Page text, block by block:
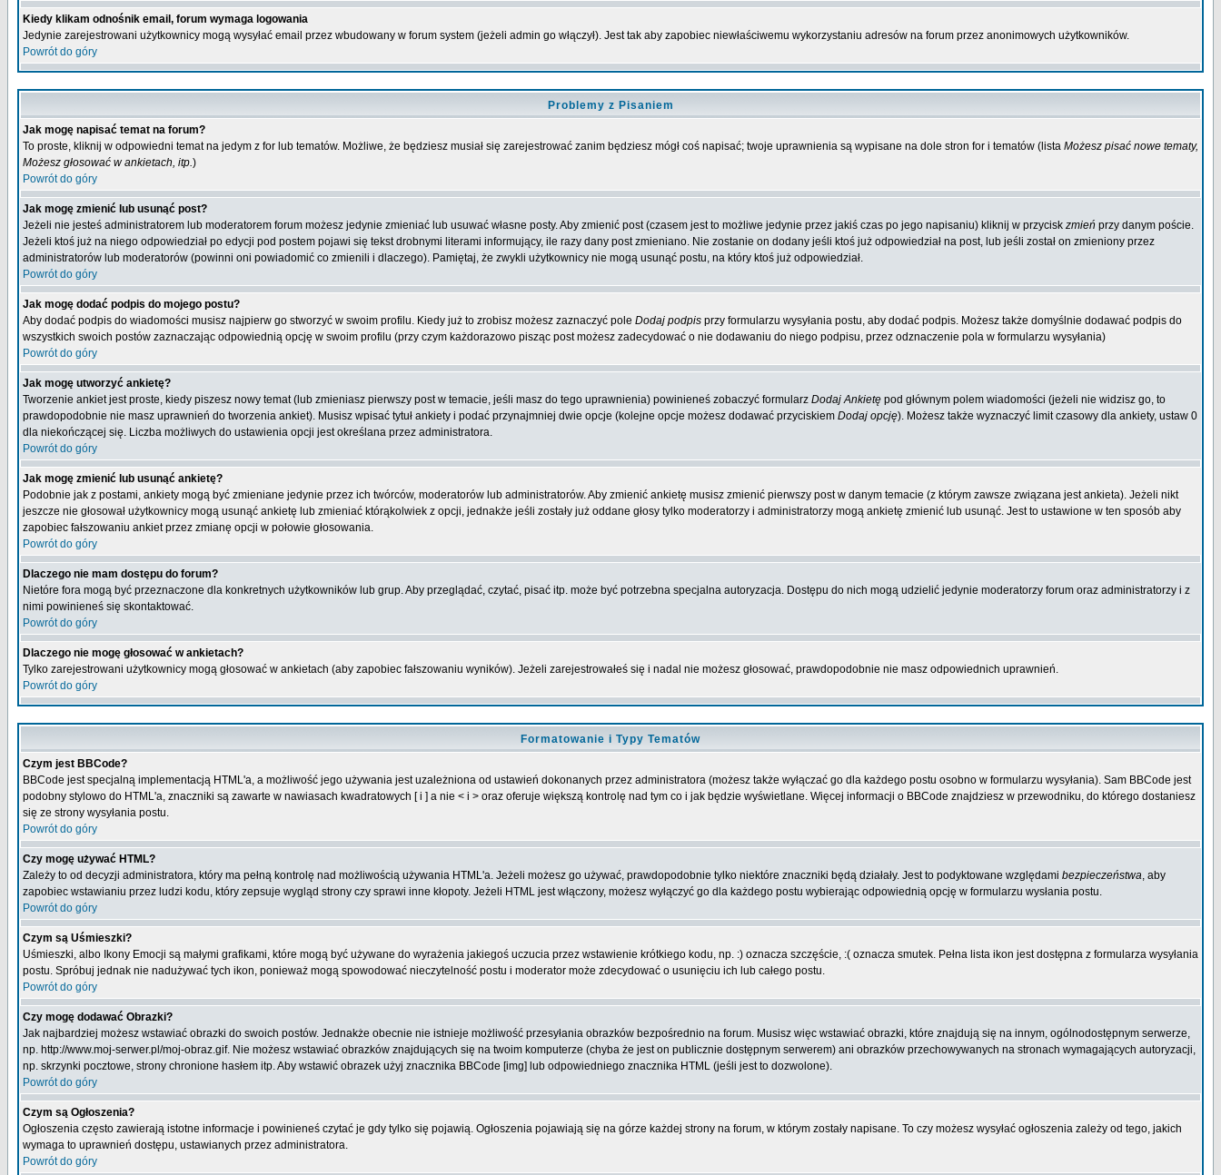
Kiedy klikam odnośnik email, forum wymaga logowania
Jedynie zarejestrowani użytkownicy mogą wysyłać email przez wbudowany w forum system (jeżeli admin go włączył). Jest tak aby zapobiec niewłaściwemu wykorzystaniu adresów na forum przez anonimowych użytkowników.
Powrót do góry
Problemy z Pisaniem
Jak mogę napisać temat na forum?
To proste, kliknij w odpowiedni temat na jedym z for lub tematów. Możliwe, że będziesz musiał się zarejestrować zanim będziesz mógł coś napisać; twoje uprawnienia są wypisane na dole stron for i tematów (lista Możesz pisać nowe tematy,
Możesz głosować w ankietach, itp.)
Powrót do góry
Jak mogę zmienić lub usunąć post?
Jeżeli nie jesteś administratorem lub moderatorem forum możesz jedynie zmieniać lub usuwać własne posty. Aby zmienić post (czasem jest to możliwe jedynie przez jakiś czas po jego napisaniu) kliknij w przycisk zmień przy danym poście.
Jeżeli ktoś już na niego odpowiedział po edycji pod postem pojawi się tekst drobnymi literami informujący, ile razy dany post zmieniano. Nie zostanie on dodany jeśli ktoś już odpowiedział na post, lub jeśli został on zmieniony przez
administratorów lub moderatorów (powinni oni powiadomić co zmienili i dlaczego). Pamiętaj, że zwykli użytkownicy nie mogą usunąć postu, na który ktoś już odpowiedział.
Powrót do góry
Jak mogę dodać podpis do mojego postu?
Aby dodać podpis do wiadomości musisz najpierw go stworzyć w swoim profilu. Kiedy już to zrobisz możesz zaznaczyć pole Dodaj podpis przy formularzu wysyłania postu, aby dodać podpis. Możesz także domyślnie dodawać podpis do
wszystkich swoich postów zaznaczając odpowiednią opcję w swoim profilu (przy czym każdorazowo pisząc post możesz zadecydować o nie dodawaniu do niego podpisu, przez odznaczenie pola w formularzu wysyłania)
Powrót do góry
Jak mogę utworzyć ankietę?
Tworzenie ankiet jest proste, kiedy piszesz nowy temat (lub zmieniasz pierwszy post w temacie, jeśli masz do tego uprawnienia) powinieneś zobaczyć formularz Dodaj Ankietę pod głównym polem wiadomości (jeżeli nie widzisz go, to
prawdopodobnie nie masz uprawnień do tworzenia ankiet). Musisz wpisać tytuł ankiety i podać przynajmniej dwie opcje (kolejne opcje możesz dodawać przyciskiem Dodaj opcję). Możesz także wyznaczyć limit czasowy dla ankiety, ustaw 0
dla niekończącej się. Liczba możliwych do ustawienia opcji jest określana przez administratora.
Powrót do góry
Jak mogę zmienić lub usunąć ankietę?
Podobnie jak z postami, ankiety mogą być zmieniane jedynie przez ich twórców, moderatorów lub administratorów. Aby zmienić ankietę musisz zmienić pierwszy post w danym temacie (z którym zawsze związana jest ankieta). Jeżeli nikt
jeszcze nie głosował użytkownicy mogą usunąć ankietę lub zmieniać którąkolwiek z opcji, jednakże jeśli zostały już oddane głosy tylko moderatorzy i administratorzy mogą ankietę zmienić lub usunąć. Jest to ustawione w ten sposób aby
zapobiec fałszowaniu ankiet przez zmianę opcji w połowie głosowania.
Powrót do góry
Dlaczego nie mam dostępu do forum?
Nietóre fora mogą być przeznaczone dla konkretnych użytkowników lub grup. Aby przeglądać, czytać, pisać itp. może być potrzebna specjalna autoryzacja. Dostępu do nich mogą udzielić jedynie moderatorzy forum oraz administratorzy i z
nimi powinieneś się skontaktować.
Powrót do góry
Dlaczego nie mogę głosować w ankietach?
Tylko zarejestrowani użytkownicy mogą głosować w ankietach (aby zapobiec fałszowaniu wyników). Jeżeli zarejestrowałeś się i nadal nie możesz głosować, prawdopodobnie nie masz odpowiednich uprawnień.
Powrót do góry
Formatowanie i Typy Tematów
Czym jest BBCode?
BBCode jest specjalną implementacją HTML'a, a możliwość jego używania jest uzależniona od ustawień dokonanych przez administratora (możesz także wyłączać go dla każdego postu osobno w formularzu wysyłania). Sam BBCode jest
podobny stylowo do HTML'a, znaczniki są zawarte w nawiasach kwadratowych [ i ] a nie < i > oraz oferuje większą kontrolę nad tym co i jak będzie wyświetlane. Więcej informacji o BBCode znajdziesz w przewodniku, do którego dostaniesz
się ze strony wysyłania postu.
Powrót do góry
Czy mogę używać HTML?
Zależy to od decyzji administratora, który ma pełną kontrolę nad możliwością używania HTML'a. Jeżeli możesz go używać, prawdopodobnie tylko niektóre znaczniki będą działały. Jest to podyktowane względami bezpieczeństwa, aby
zapobiec wstawianiu przez ludzi kodu, który zepsuje wygląd strony czy sprawi inne kłopoty. Jeżeli HTML jest włączony, możesz wyłączyć go dla każdego postu wybierając odpowiednią opcję w formularzu wysłania postu.
Powrót do góry
Czym są Uśmieszki?
Uśmieszki, albo Ikony Emocji są małymi grafikami, które mogą być używane do wyrażenia jakiegoś uczucia przez wstawienie krótkiego kodu, np. :) oznacza szczęście, :( oznacza smutek. Pełna lista ikon jest dostępna z formularza wysyłania
postu. Spróbuj jednak nie nadużywać tych ikon, ponieważ mogą spowodować nieczytelność postu i moderator może zdecydować o usunięciu ich lub całego postu.
Powrót do góry
Czy mogę dodawać Obrazki?
Jak najbardziej możesz wstawiać obrazki do swoich postów. Jednakże obecnie nie istnieje możliwość przesyłania obrazków bezpośrednio na forum. Musisz więc wstawiać obrazki, które znajdują się na innym, ogólnodostępnym serwerze,
np. http://www.moj-serwer.pl/moj-obraz.gif. Nie możesz wstawiać obrazków znajdujących się na twoim komputerze (chyba że jest on publicznie dostępnym serwerem) ani obrazków przechowywanych na stronach wymagających autoryzacji,
np. skrzynki pocztowe, strony chronione hasłem itp. Aby wstawić obrazek użyj znacznika BBCode [img] lub odpowiedniego znacznika HTML (jeśli jest to dozwolone).
Powrót do góry
Czym są Ogłoszenia?
Ogłoszenia często zawierają istotne informacje i powinieneś czytać je gdy tylko się pojawią. Ogłoszenia pojawiają się na górze każdej strony na forum, w którym zostały napisane. To czy możesz wysyłać ogłoszenia zależy od tego, jakich
wymaga to uprawnień dostępu, ustawianych przez administratora.
Powrót do góry